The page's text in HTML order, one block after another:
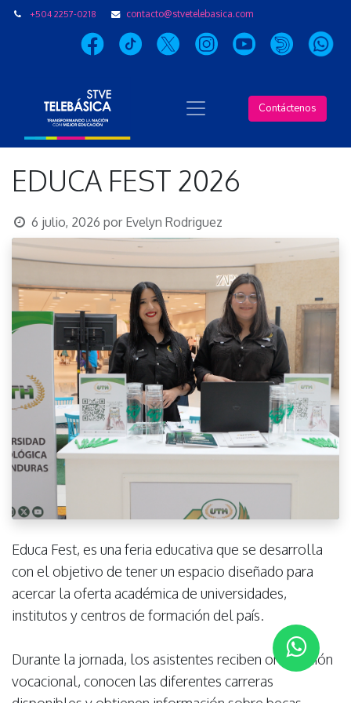
+504 2257-0218 contacto@stvetelebasica.com
Contáctenos
EDUCA FEST 2026
6 julio, 2026 por Evelyn Rodriguez
Educa Fest, es una feria educativa que se desarrolla
con el objetivo de tener un espacio diseñado para
acercar la oferta académica de universidades,
institutos y centros de formación del país.
Durante la jornada, los asistentes reciben orientación
vocacional, conocen las diferentes carreras